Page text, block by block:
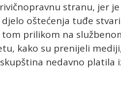
stranu, jer
oštećenja tuđe
prilikom na
kako su prenijeli
nedavno platila